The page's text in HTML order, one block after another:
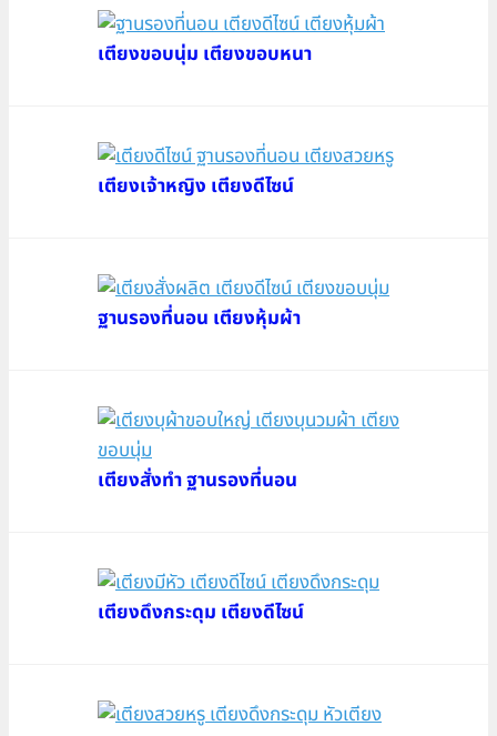
เตียงขอบนุ่ม เตียงขอบหนา
เตียงเจ้าหญิง เตียงดีไซน์
ฐานรองที่นอน เตียงหุ้มผ้า
เตียงสั่งทำ ฐานรองที่นอน
เตียงดึงกระดุม เตียงดีไซน์